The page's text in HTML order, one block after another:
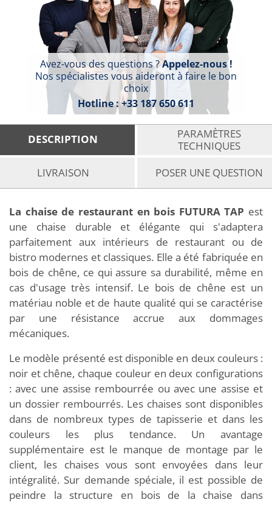
Avez-vous des questions ?Appelez-nous !
Nos spécialistes vous aideront à faire le bon
choix
Hotline :+33 187 650 611
DESCRIPTION
PARAMÈTRES
TECHNIQUES
LIVRAISON
POSER UNE QUESTION
La chaise de restaurant en bois FUTURA TAP est
une chaise durable et élégante qui s'adaptera
parfaitement aux intérieurs de restaurant ou de
bistro modernes et classiques. Elle a été fabriquée en
bois de chêne, ce qui assure sa durabilité, même en
cas d'usage très intensif. Le bois de chêne est un
matériau noble et de haute qualité qui se caractérise
par une résistance accrue aux dommages
mécaniques.
Le modèle présenté est disponible en deux couleurs :
noir et chêne, chaque couleur en deux configurations
: avec une assise rembourrée ou avec une assise et
un dossier rembourrés. Les chaises sont disponibles
dans de nombreux types de tapisserie et dans les
couleurs les plus tendance. Un avantage
supplémentaire est le manque de montage par le
client, les chaises vous sont envoyées dans leur
intégralité. Sur demande spéciale, il est possible de
peindre la structure en bois de la chaise dans